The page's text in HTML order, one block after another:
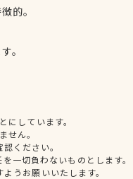
的。
。
しています。
せん。
ください。
一切負わないものとします。
うお願いいたします。